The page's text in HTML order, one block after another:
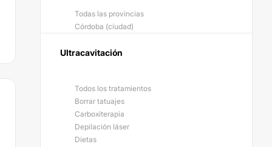
Todas las provincias
Córdoba (ciudad)
Ultracavitación
Todos los tratamientos
Borrar tatuajes
Carboxiterapia
Depilación láser
Dietas